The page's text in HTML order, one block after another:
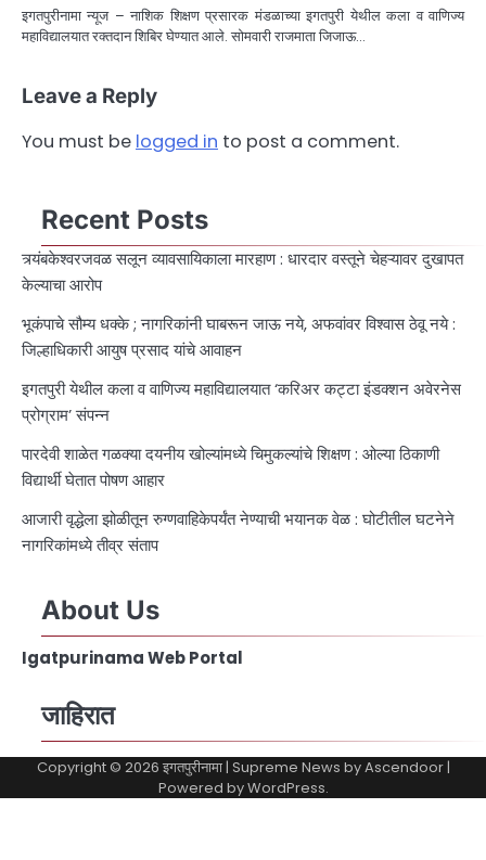
इगतपुरीनामा न्यूज – नाशिक शिक्षण प्रसारक मंडळाच्या इगतपुरी येथील कला व वाणिज्य
महाविद्यालयात रक्तदान शिबिर घेण्यात आले. सोमवारी राजमाता जिजाऊ…
Leave a Reply
You must be logged in to post a comment.
Recent Posts
त्र्यंबकेश्वरजवळ सलून व्यावसायिकाला मारहाण : धारदार वस्तूने चेहऱ्यावर दुखापत
केल्याचा आरोप
भूकंपाचे सौम्य धक्के ; नागरिकांनी घाबरून जाऊ नये, अफवांवर विश्वास ठेवू नये :
जिल्हाधिकारी आयुष प्रसाद यांचे आवाहन
इगतपुरी येथील कला व वाणिज्य महाविद्यालयात ‘करिअर कट्टा इंडक्शन अवेरनेस
प्रोग्राम’ संपन्न
पारदेवी शाळेत गळक्या दयनीय खोल्यांमध्ये चिमुकल्यांचे शिक्षण : ओल्या ठिकाणी
विद्यार्थी घेतात पोषण आहार
आजारी वृद्धेला झोळीतून रुग्णवाहिकेपर्यंत नेण्याची भयानक वेळ : घोटीतील घटनेने
नागरिकांमध्ये तीव्र संताप
About Us
Igatpurinama Web Portal
जाहिरात
Copyright © 2026 इगतपुरीनामा| Supreme News byAscendoor|
Powered byWordPress.